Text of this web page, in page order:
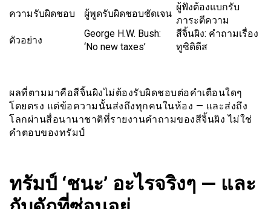
ความรับผิดชอบ
ผู้พูดรับผิดชอบชัดเจน
ผู้ฟังต้องแบกรับ
ภาระตีความ
ตัวอย่าง
George H.W. Bush:
‘No new taxes’
สีจิ้นผิง: คำถามเรื่อง
ทูซิดิดีส
ผลที่ตามมาคือสีจิ้นผิงไม่ต้องรับผิดชอบต่อคำเตือนใดๆ
โดยตรง แต่ข้อความนั้นส่งถึงทุกคนในห้อง — และส่งถึง
โลกผ่านสื่อนานาชาติที่รายงานคำถามของสีจิ้นผิง ไม่ใช่
คำตอบของทรัมป์
ทรัมป์ ‘ชนะ’ อะไรจริงๆ — และ